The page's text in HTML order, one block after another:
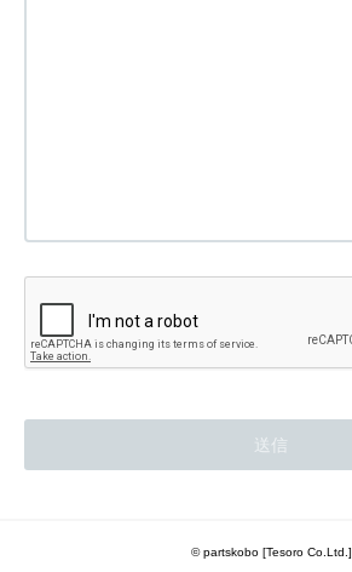
© partskobo [Tesoro Co.Ltd.]